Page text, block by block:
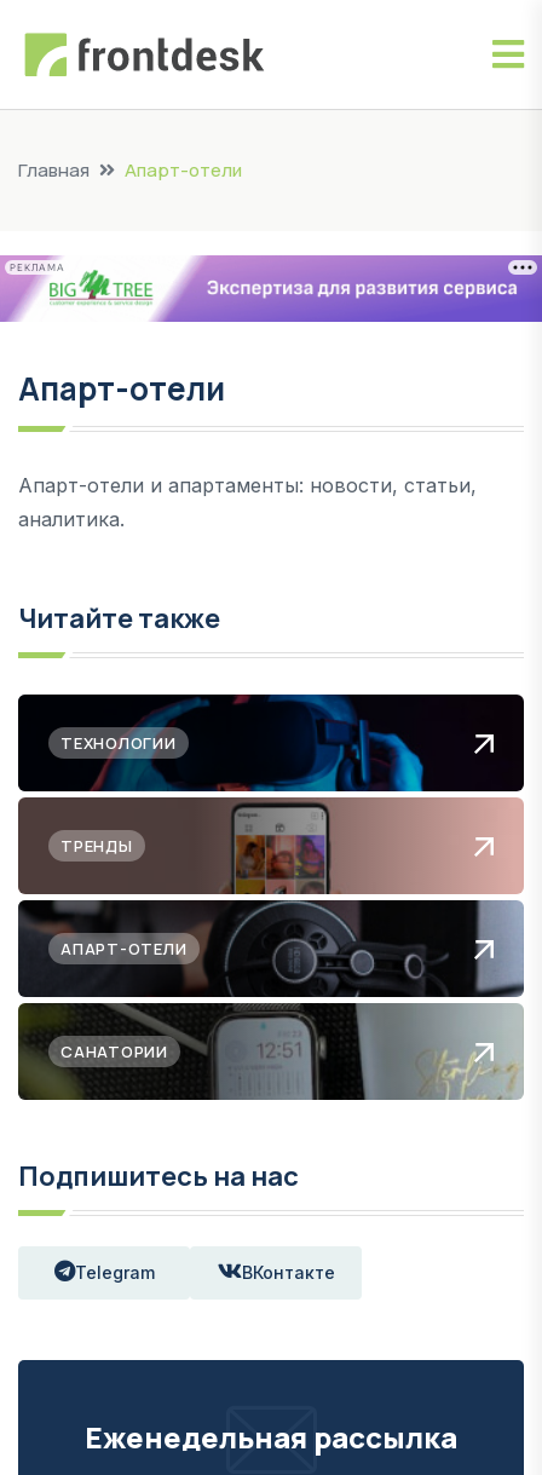
Главная Апарт-отели
РЕКЛАМА
Апарт-отели
Апарт-отели и апартаменты: новости, статьи,
аналитика.
Читайте также
ТЕХНОЛОГИИ
ТРЕНДЫ
АПАРТ-ОТЕЛИ
САНАТОРИИ
Подпишитесь на нас
Telegram ВКонтакте
Еженедельная рассылка